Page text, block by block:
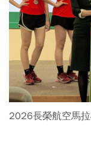
2026長榮航空馬